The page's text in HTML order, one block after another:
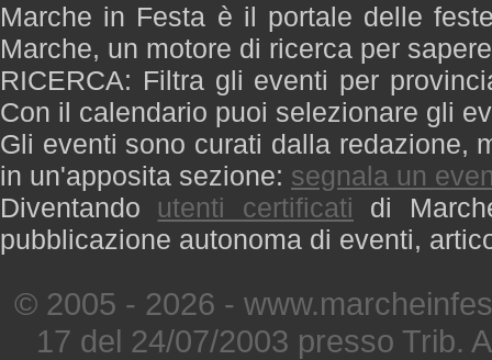
Marche in Festa è il portale delle
Marche, un motore di ricerca per
RICERCA: Filtra gli eventi per
Con il calendario puoi selezionare gli
Gli eventi sono curati dalla redazione,
in un'apposita sezione: segnala un
Diventando utenti certificati di
pubblicazione autonoma di eventi,
© 2005 - 2026 -
17 del 24/07/2003 presso Trib.